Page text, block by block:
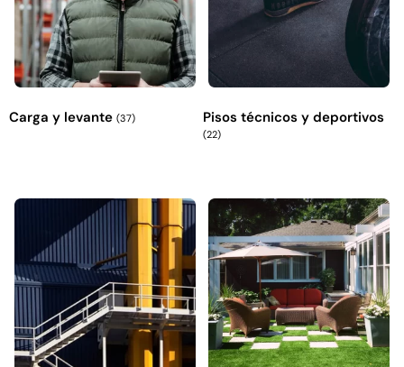
Carga y levante (37) Pisos técnicos y deportivos
(22)